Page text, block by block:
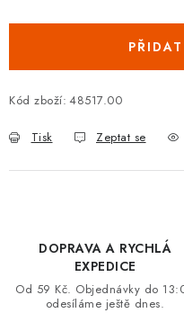
VRÁCENÍ ZBOŽÍ A
MOJE OBJEDNÁVKA
ZNAČKY
Podmínky ochrany osobních
Kód zboží: 48517.00
Tisk Zeptat se
DOPRAVA A RYCHLÁ
EXPEDICE
Od 59 Kč. Objednávky do
odesíláme ještě dnes.